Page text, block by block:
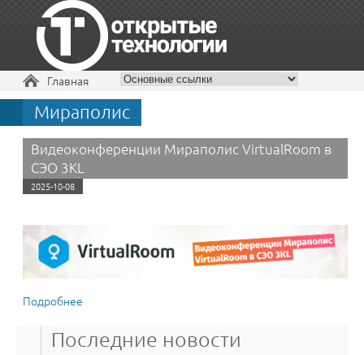
Вы здесь
Главная
Мираполис
Видеоконференции Мираполис VirtualRoom в
СЭО 3KL
2025-10-08
Подробнее
Последние новости